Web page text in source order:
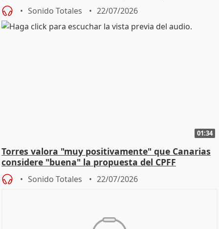
Sonido Totales 22/07/2026
01:34
Torres valora "muy positivamente" que Canarias
considere "buena" la propuesta del CPFF
Sonido Totales 22/07/2026